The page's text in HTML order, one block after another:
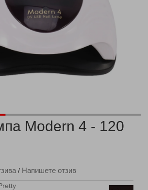
Modern 4 - 120
/ Напишете отзив